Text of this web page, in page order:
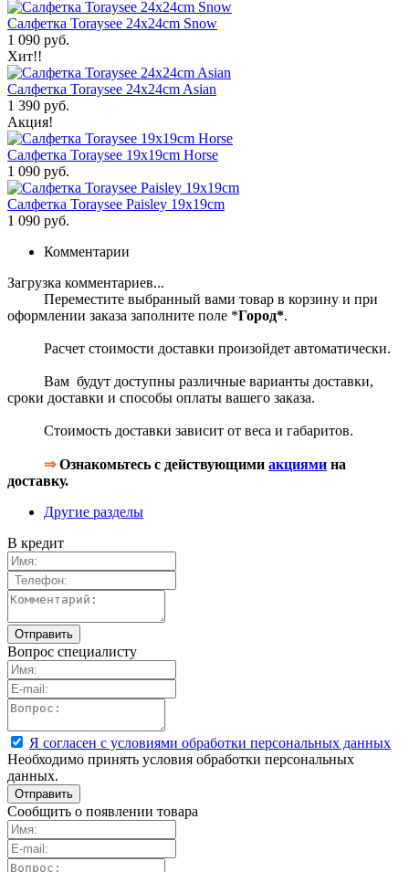
Салфетка Toraysee 24x24cm Snow
1 090 руб.
Хит!!
Салфетка Toraysee 24x24cm Asian
1 390 руб.
Акция!
Салфетка Toraysee 19x19cm Horse
1 090 руб.
Салфетка Toraysee Paisley 19x19cm
1 090 руб.
Комментарии
Загрузка комментариев...
Переместите выбранный вами товар в корзину и при
оформлении заказа заполните поле *Город*.
Расчет стоимости доставки произойдет автоматически.
Вам будут доступны различные варианты доставки,
сроки доставки и способы оплаты вашего заказа.
Стоимость доставки зависит от веса и габаритов.
⇒Ознакомьтесь с действующими акциями на
доставку.
Другие разделы
В кредит
Вопрос специалисту
Я согласен с условиями обработки персональных данных
Необходимо принять условия обработки персональных
данных.
Сообщить о появлении товара